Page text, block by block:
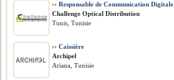
›› Responsable de Communication Digitale
Challenge Optical Distribution
Tunis, Tunisie
›› Caissière
Archipel
Ariana, Tunisie